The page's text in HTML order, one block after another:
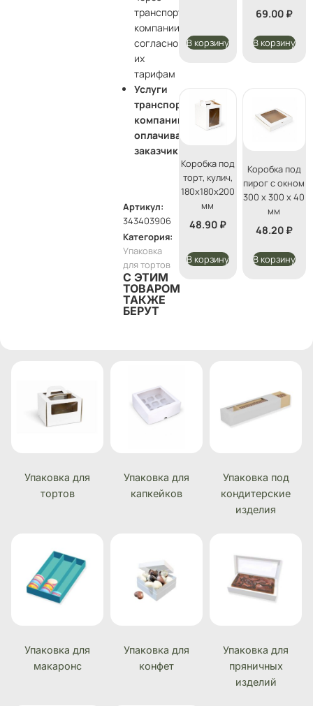
транспортные
компании
согласно
их
тарифам
Услуги
транспортной
компании
оплачивает
заказчик
Артикул:
343403906
Категория:
Упаковка
для тортов
С ЭТИМ
ТОВАРОМ
ТАКЖЕ
БЕРУТ
В корзину
69.00 ₽
В корзину
Коробка под
торт, кулич,
180х180х200
мм
48.90 ₽
В корзину
Коробка под
пирог с окном
300 х 300 х 40
мм
48.20 ₽
В корзину
Упаковка для
тортов
Упаковка для
капкейков
Упаковка под
кондитерские
изделия
Упаковка для
макаронс
Упаковка для
конфет
Упаковка для
пряничных
изделий